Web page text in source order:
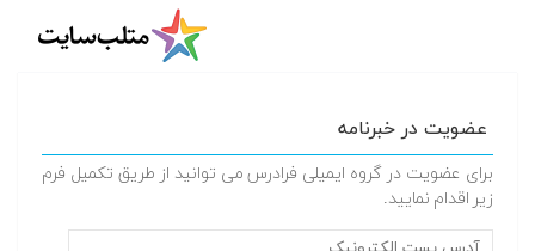
عضویت در خبرنامه
برای عضویت در گروه ایمیلی فرادرس می توانید از طریق تکمیل فرم
زیر اقدام نمایید.